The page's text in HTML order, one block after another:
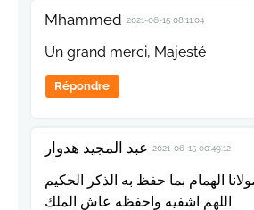
Mhammed 2021-06-15 08:11:04
Un grand merci, Majesté
Répondre
عبد المجيد هدوار 2021-06-15 00:49:12
الهمام بما حفظ به الذكر الحكيم
اللهم اشفيه واحفظه عاش الملك